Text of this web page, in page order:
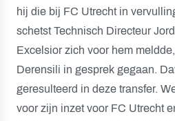
hij die bij FC Utrecht in
schetst Technisch Directeur
Excelsior zich voor hem
Derensili in gesprek gegaan.
geresulteerd in deze transfer.
voor zijn inzet voor FC Utrecht